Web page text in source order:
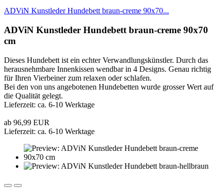
ADViN Kunstleder Hundebett braun-creme 90x70...
ADViN Kunstleder Hundebett braun-creme 90x70
cm
Dieses Hundebett ist ein echter Verwandlungskünstler. Durch das
herausnehmbare Innenkissen wendbar in 4 Designs. Genau richtig
für Ihren Vierbeiner zum relaxen oder schlafen.
Bei den von uns angebotenen Hundebetten wurde grosser Wert auf
die Qualität gelegt.
Lieferzeit: ca. 6-10 Werktage
ab 96,99 EUR
Lieferzeit: ca. 6-10 Werktage